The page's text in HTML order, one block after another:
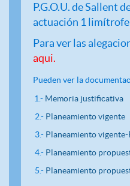
P.G.O.U. de Sallent
actuación 1
Para ver las
aqui.
Pueden ver la
1.- Memoria justificativa
2.- Planeamiento vigente
3.- Planeamiento vigente-
4.- Planeamiento
5.- Planeamiento